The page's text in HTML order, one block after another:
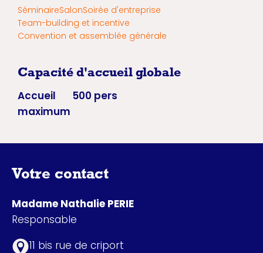
SéminaireSalonSoirée d'entreprise
Team-building et incentive
Convention et assemblée générale
Capacité d'accueil globale
Accueil
maximum
500 pers
Votre contact
Madame Nathalie PERIE
Responsable
11 bis rue de criport